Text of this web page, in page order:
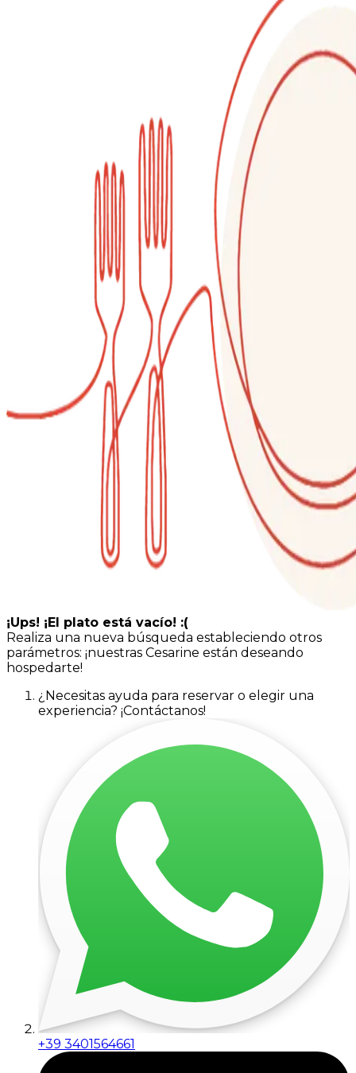
¡Ups! ¡El plato está vacío! :(
Realiza una nueva búsqueda estableciendo otros
parámetros: ¡nuestras Cesarine están deseando
hospedarte!
¿Necesitas ayuda para reservar o elegir una
experiencia? ¡Contáctanos!
+39 3401564661